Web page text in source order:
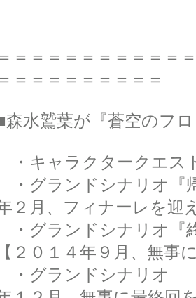
＝＝＝＝＝＝＝＝＝＝＝
＝＝＝＝＝＝＝＝＝＝
森水鷲葉が『蒼空のフ
・キャラクタークエス
・グランドシナリオ『
２月、フィナーレを迎
・グランドシナリオ『
【２０１４年９月、無事
・グランドシナリオ